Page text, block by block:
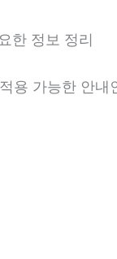
한 정보 정리
용 가능한 안내